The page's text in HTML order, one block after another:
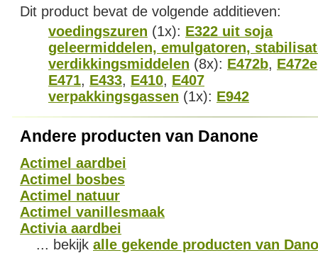
Dit product bevat de volgende additieven:
voedingszuren (1x): E322 uit soja
geleermiddelen, emulgatoren,
verdikkingsmiddelen (8x): E472b, E472e
E471, E433, E410, E407
verpakkingsgassen (1x): E942
Andere producten van Danone
Actimel aardbei
Actimel bosbes
Actimel natuur
Actimel vanillesmaak
Activia aardbei
... bekijk alle gekende producten van